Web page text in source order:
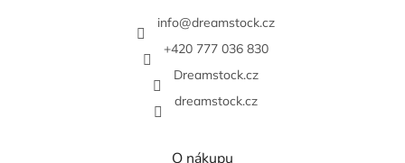
info@dreamstock.cz
+420 777 036 830
Dreamstock.cz
dreamstock.cz
O nákupu